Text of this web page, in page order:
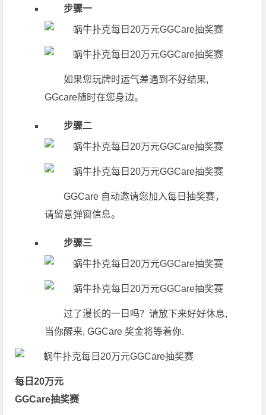
步骤一
如果您玩牌时运气差遇到不好结果,
GGcare随时在您身边。
步骤二
GGCare 自动邀请您加入每日抽奖赛，
请留意弹窗信息。
步骤三
过了漫长的一日吗？请放下来好好休息,
当你醒来, GGCare 奖金将等着你.
每日20万元
GGCare抽奖赛